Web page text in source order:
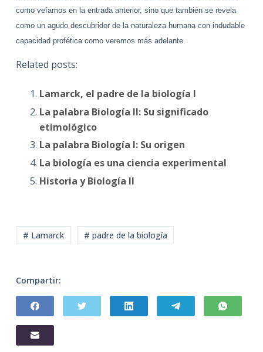
como veíamos en la entrada anterior, sino que también se revela
como un agudo descubridor de la naturaleza humana con indudable
capacidad profética como veremos más adelante.
Related posts:
Lamarck, el padre de la biología I
La palabra Biología II: Su significado
etimológico
La palabra Biología I: Su origen
La biología es una ciencia experimental
Historia y Biología II
# Lamarck # padre de la biología
Compartir: